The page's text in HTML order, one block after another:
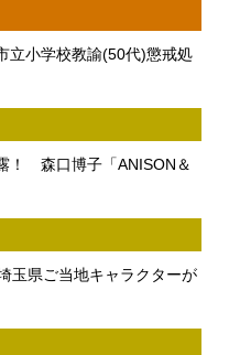
小学校教諭(50代)懲戒処
！ 森口博子「ANISON＆
県ご当地キャラクターが